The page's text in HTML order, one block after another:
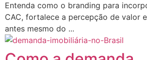
Entenda como o branding para
CAC, fortalece a percepção de valor
antes mesmo do ...